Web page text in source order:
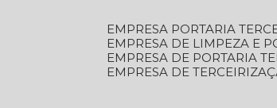
EMPRESA PORTARIA
EMPRESA DE LIMPEZA E
EMPRESA DE PORTARIA
EMPRESA DE